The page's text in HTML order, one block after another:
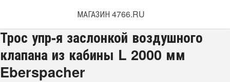
МАГАЗИН 4766.RU
Трос упр-я заслонкой воздушного
клапана из кабины L 2000 мм
Eberspacher